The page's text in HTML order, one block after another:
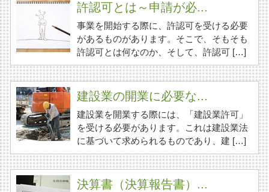
許認可とは～申請が必...
事業を開始する際に、許認可を受ける必要
があるものがあります。そこで、そもそも
許認可とは何なのか、そして、許認可 […]
建設業の開業に必要な...
建設業を開業する際には、「建設業許可」
を受ける必要があります。これは建設業法
に基づいて求められるものであり、建 […]
決算書（決算報告書）...